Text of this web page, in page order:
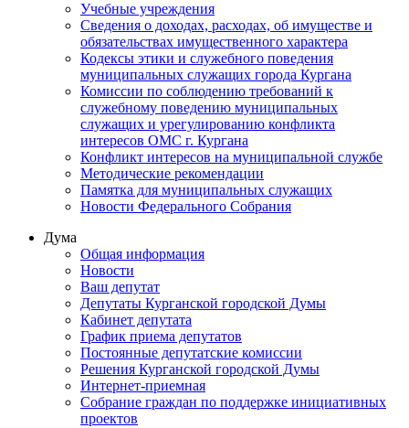
Учебные учреждения
Сведения о доходах, расходах, об имуществе и
обязательствах имущественного характера
Кодексы этики и служебного поведения
муниципальных служащих города Кургана
Комиссии по соблюдению требований к
служебному поведению муниципальных
служащих и урегулированию конфликта
интересов ОМС г. Кургана
Конфликт интересов на муниципальной службе
Методические рекомендации
Памятка для муниципальных служащих
Новости Федерального Cобрания
Дума
Общая информация
Новости
Ваш депутат
Депутаты Курганской городской Думы
Кабинет депутата
График приема депутатов
Постоянные депутатские комиссии
Решения Курганской городской Думы
Интернет-приемная
Собрание граждан по поддержке инициативных
проектов